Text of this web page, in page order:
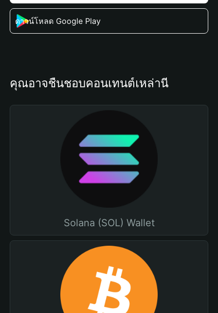
ดาวน์โหลด Google Play
คุณอาจชื่นชอบคอนเทนต์เหล่านี้
Solana (SOL) Wallet